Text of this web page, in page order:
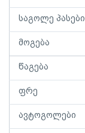
საგოლე პასები
მოგება
წაგება
ფრე
ავტოგოლები